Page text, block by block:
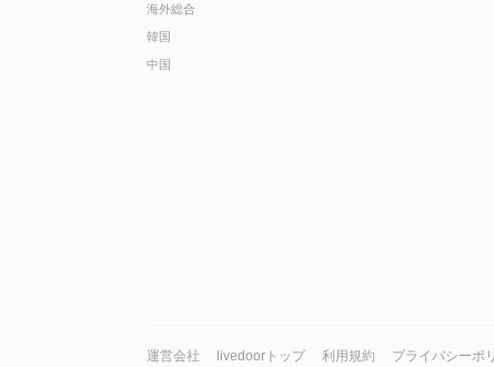
海外総合
韓国
中国
運営会社 livedoorトップ 利用規約 プライバシーポ